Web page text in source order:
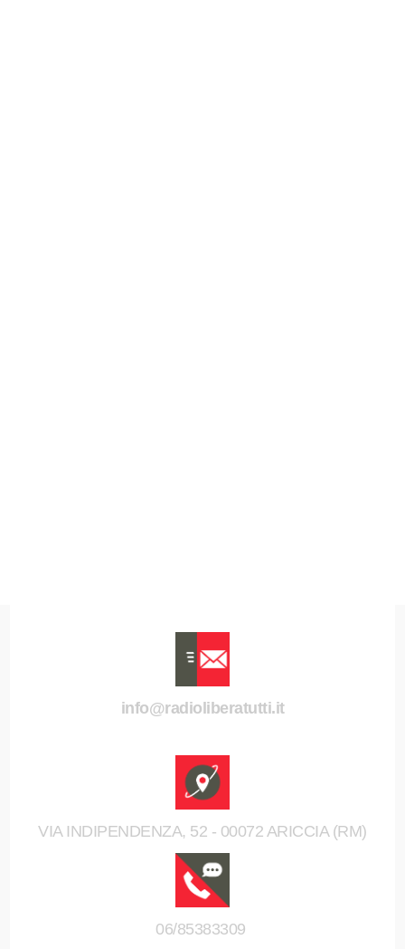
info@radioliberatutti.it
VIA INDIPENDENZA, 52 - 00072 ARICCIA (RM)
06/85383309